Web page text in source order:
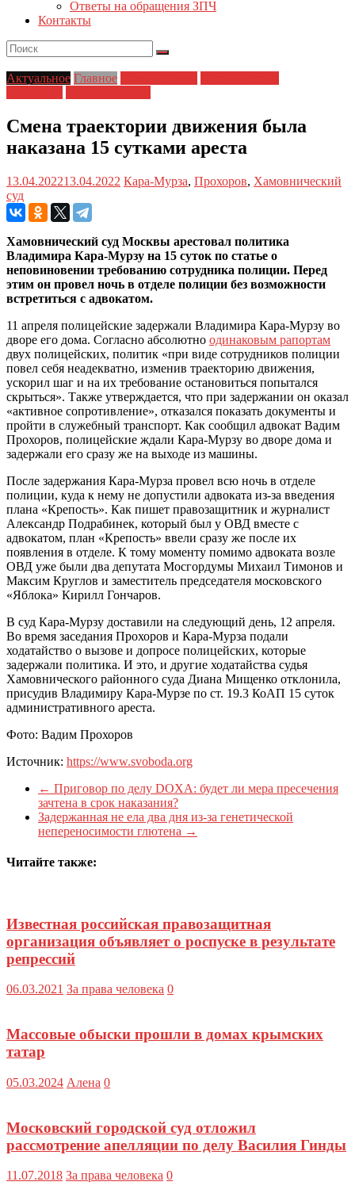
Ответы на обращения ЗПЧ
Контакты
Актуальное Главное
Смена траектории движения была
наказана 15 сутками ареста
13.04.202213.04.2022 Кара-Мурза, Прохоров, Хамовнический
суд
Хамовнический суд Москвы арестовал политика
Владимира Кара-Мурзу на 15 суток по статье о
неповиновении требованию сотрудника полиции. Перед
этим он провел ночь в отделе полиции без возможности
встретиться с адвокатом.
11 апреля полицейские задержали Владимира Кара-Мурзу во
дворе его дома. Согласно абсолютно одинаковым рапортам
двух полицейских, политик «при виде сотрудников полиции
повел себя неадекватно, изменив траекторию движения,
ускорил шаг и на их требование остановиться попытался
скрыться». Также утверждается, что при задержании он оказал
«активное сопротивление», отказался показать документы и
пройти в служебный транспорт. Как сообщил адвокат Вадим
Прохоров, полицейские ждали Кара-Мурзу во дворе дома и
задержали его сразу же на выходе из машины.
После задержания Кара-Мурза провел всю ночь в отделе
полиции, куда к нему не допустили адвоката из-за введения
плана «Крепость». Как пишет правозащитник и журналист
Александр Подрабинек, который был у ОВД вместе с
адвокатом, план «Крепость» ввели сразу же после их
появления в отделе. К тому моменту помимо адвоката возле
ОВД уже были два депутата Мосгордумы Михаил Тимонов и
Максим Круглов и заместитель председателя московского
«Яблока» Кирилл Гончаров.
В суд Кара-Мурзу доставили на следующий день, 12 апреля.
Во время заседания Прохоров и Кара-Мурза подали
ходатайство о вызове и допросе полицейских, которые
задержали политика. И это, и другие ходатайства судья
Хамовнического районного суда Диана Мищенко отклонила,
присудив Владимиру Кара-Мурзе по ст. 19.3 КоАП 15 суток
административного ареста.
Фото: Вадим Прохоров
Источник: https://www.svoboda.org
← Приговор по делу DOXA: будет ли мера пресечения
зачтена в срок наказания?
Задержанная не ела два дня из-за генетической
непереносимости глютена →
Читайте также:
Известная российская правозащитная
организация объявляет о роспуске в результате
репрессий
06.03.2021 За права человека 0
Массовые обыски прошли в домах крымских
татар
05.03.2024 Алена 0
Московский городской суд отложил
рассмотрение апелляции по делу Василия Гинды
11.07.2018 За права человека 0